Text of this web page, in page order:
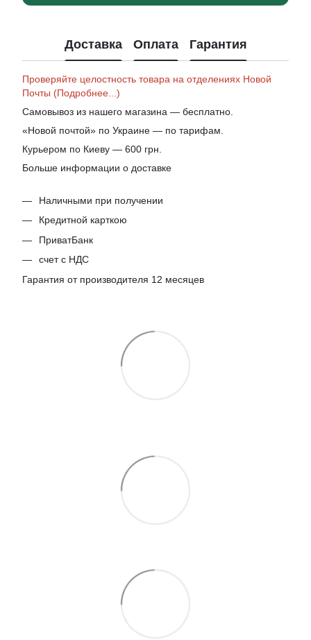
Доставка Оплата Гарантия
Проверяйте целостность товара на отделениях Новой
Почты (Подробнее...)
Самовывоз из нашего магазина — бесплатно.
«Новой почтой» по Украине — по тарифам.
Курьером по Киеву — 600 грн.
Больше информации о доставке
Наличными при получении
Кредитной карткою
ПриватБанк
счет с НДС
Гарантия от производителя 12 месяцев